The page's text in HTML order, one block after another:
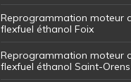
Reprogrammation moteur
flexfuel éthanol Foix
Reprogrammation moteur
flexfuel éthanol Saint-Orens